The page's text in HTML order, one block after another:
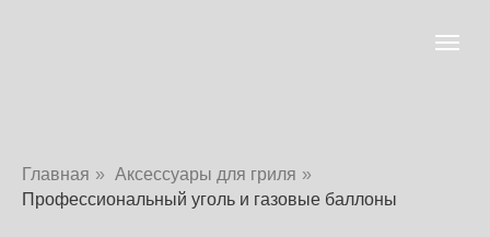
Главная » Аксессуары для гриля »
Профессиональный уголь и газовые баллоны